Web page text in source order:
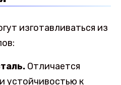
изготавливаться из
Отличается
устойчивостью к